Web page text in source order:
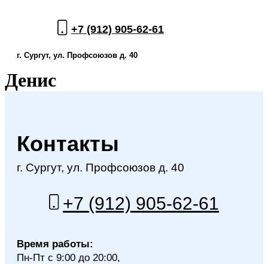
+7 (912) 905-62-61
г. Сургут, ул. Профсоюзов д. 40
Денис
Контакты
г. Сургут, ул. Профсоюзов д. 40
+7 (912) 905-62-61
Время работы:
Пн-Пт с 9:00 до 20:00,